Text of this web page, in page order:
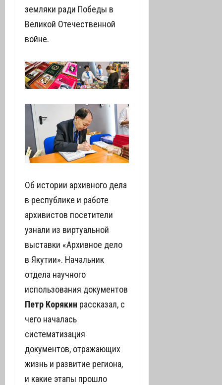
земляки ради Победы в
Великой Отечественной
войне.
Об истории архивного дела
в республике и работе
архивистов посетители
узнали из виртуальной
выставки «Архивное дело
в Якутии». Начальник
отдела научного
использования документов
Петр Корякин рассказал, с
чего началась
систематизация
документов, отражающих
жизнь и развитие региона,
и какие этапы прошло